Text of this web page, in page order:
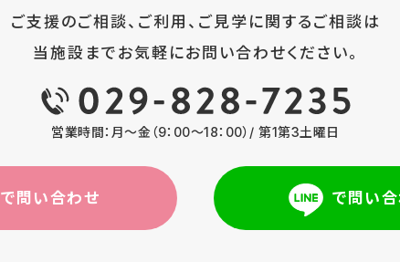
ご支援のご相談、ご利用、ご見学に 関するご相談は
当施設まで お気軽にお問い合わせください。
営業時間：月～金（9：00～18：00）/ 第1第3土曜日
で問い合わせ で問い